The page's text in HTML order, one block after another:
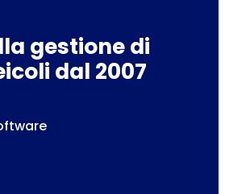
gestione di
dal 2007